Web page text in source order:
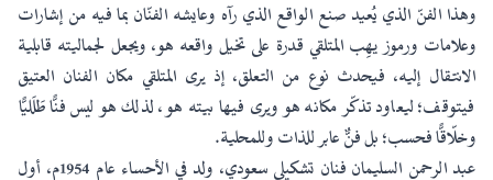
وهذا الفنّ الذي يُعيد صنع الواقع الذي رآه وعايشه الفنّان بما فيه من إشارات
وعلامات ورموز يهِب المتلقي قدرة على تخيل واقعه هو، ويجعل لجماليته قابلية
الانتقال إليه، فيحدث نوع من التعلق، إذ يرى المتلقي مكان الفنان العتيق
فيتوقف؛ ليعاود تذكّر مكانه هو ويرى فيها بيته هو، لذلك هو ليس فنًّا طَلَليًّا
وخلّاقًّا فحسب؛ بل فنٌّ عابر للذات وللمحلية.
عبد الرحمن السليمان
فنان تشكيلي سعودي، ولد في الأحساء عام 1954م، أول